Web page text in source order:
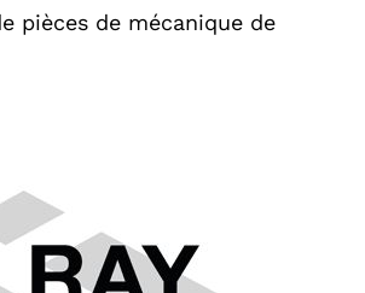
pièces de mécanique de